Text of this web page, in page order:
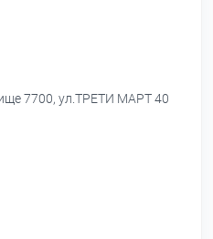
7700, ул.ТРЕТИ МАРТ 40